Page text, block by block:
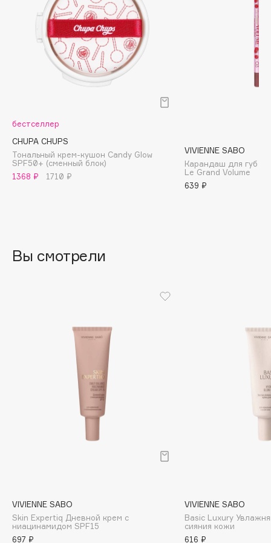
Biorepair
BOOMSHOP
BORK
Brunello Cucinelli
Bvlgari
Clive Christian
Club De Nuit
бестселлер
CHUPA CHUPS
Тональный крем-кушон Candy Glow
SPF50+ (сменный блок)
1368 ₽
1710 ₽
VIVIENNE SABO
Карандаш для губ
Le Grand Volume
639 ₽
Вы смотрели
VIVIENNE SABO
Skin Expertiq Дневной крем с
ниацинамидом SPF15
697 ₽
VIVIENNE SABO
Basic Luxury
сияния кожи
616 ₽